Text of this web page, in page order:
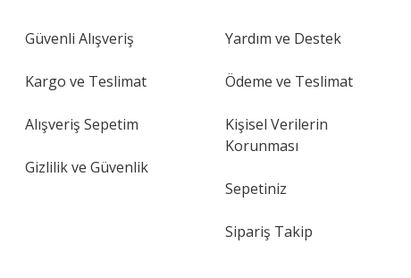
Güvenli Alışveriş
Kargo ve Teslimat
Alışveriş Sepetim
Gizlilik ve Güvenlik
Yardım ve Destek
Ödeme ve Teslimat
Kişisel Verilerin
Korunması
Sepetiniz
Sipariş Takip